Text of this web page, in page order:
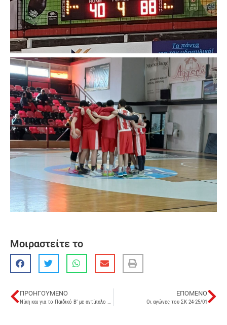
Μοιραστείτε το
ΠΡΟΗΓΟΎΜΕΝΟ
Νίκη και για το Παιδικό Β’ με αντίπαλο τη Δύμη
ΕΠΌΜΕΝΟ
Οι αγώνες του ΣΚ 24-25/01